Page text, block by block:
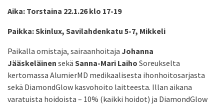
Aika: Torstaina 22.1.26 klo 17-19
Paikka: Skinlux, Savilahdenkatu 5-7, Mikkeli
Paikalla omistaja, sairaanhoitaja Johanna
Jääskeläinen sekä Sanna-Mari Laiho Soreukselta
kertomassa AlumierMD medikaalisesta ihonhoitosarjasta
sekä DiamondGlow kasvohoito laitteesta. Illan aikana
varatuista hoidoista – 10% (kaikki hoidot) ja DiamondGlow